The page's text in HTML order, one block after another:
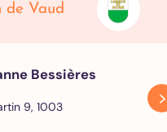
de Vaud
Bessières
9, 1003